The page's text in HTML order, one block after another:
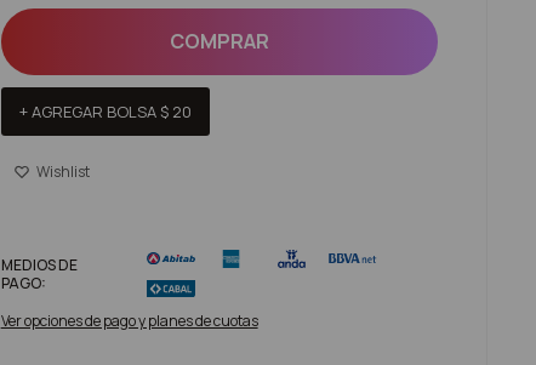
COMPRAR
+ AGREGAR BOLSA$ 20
MEDIOS DE
PAGO:
Ver opciones de pago y planes de cuotas